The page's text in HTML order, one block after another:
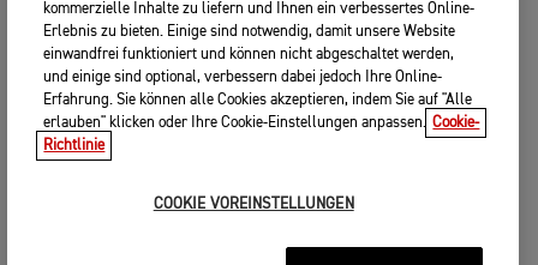
kommerzielle Inhalte zu liefern und Ihnen ein verbessertes Online-
Erlebnis zu bieten. Einige sind notwendig, damit unsere Website
einwandfrei funktioniert und können nicht abgeschaltet werden,
und einige sind optional, verbessern dabei jedoch Ihre Online-
Erfahrung. Sie können alle Cookies akzeptieren, indem Sie auf "Alle
erlauben" klicken oder Ihre Cookie-Einstellungen anpassen. Cookie-
Richtlinie
COOKIE VOREINSTELLUNGEN